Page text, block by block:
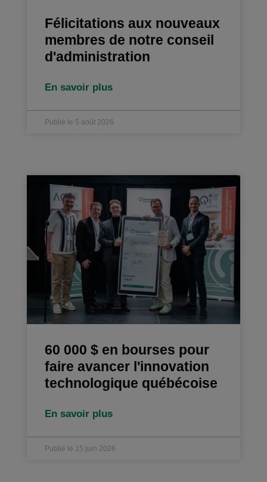
Félicitations aux nouveaux
membres de notre conseil
d'administration
En savoir plus
Publié le 5 août 2026
60 000 $ en bourses pour
faire avancer l'innovation
technologique québécoise
En savoir plus
Publié le 15 juin 2026